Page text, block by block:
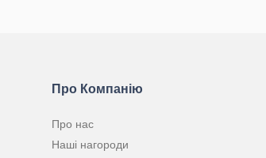
Про Компанію
Про нас
Наші нагороди